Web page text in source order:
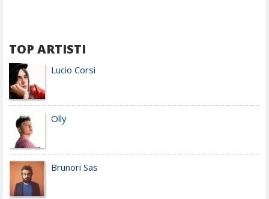
TOP ARTISTI
Lucio Corsi
Olly
Brunori Sas